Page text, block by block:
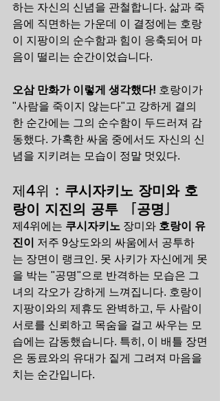
하는 자신의 신념을 관철합니다. 삶과 죽
음에 직면하는 가운데 이 결정에는 호랑
이 지팡이의 순수함과 힘이 응축되어 마
음이 떨리는 순간이었습니다.
오삼 만화가 이렇게 생각했다! 호랑이가
"사람을 죽이지 않는다"고 강하게 결의
한 순간에는 그의 순수함이 두드러져 감
동했다. 가혹한 싸움 중에서도 자신의 신
념을 지키려는 모습이 정말 멋있다.
제4위 : 쿠시자키노 장미와 호
랑이 지진의 공투 「공명」
제4위에는 쿠시자키노 장미와 호랑이 유
진이
저주 9상도와의 싸움에서 공투하
는 장면이 랭크인. 못 사키가 자신에게 못
을 박는 "공명"으로 반격하는 모습은 그
녀의 각오가 강하게 느껴집니다. 호랑이
지팡이와의 제휴도 완벽하고, 두 사람이
서로를 신뢰하고 목숨을 걸고 싸우는 모
습에는 감동했습니다. 특히, 이 배틀 장면
은 동료와의 유대가 짙게 그려져 마음을
치는 순간입니다.